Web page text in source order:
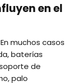
en el
muchos casos
baterías
de
palo